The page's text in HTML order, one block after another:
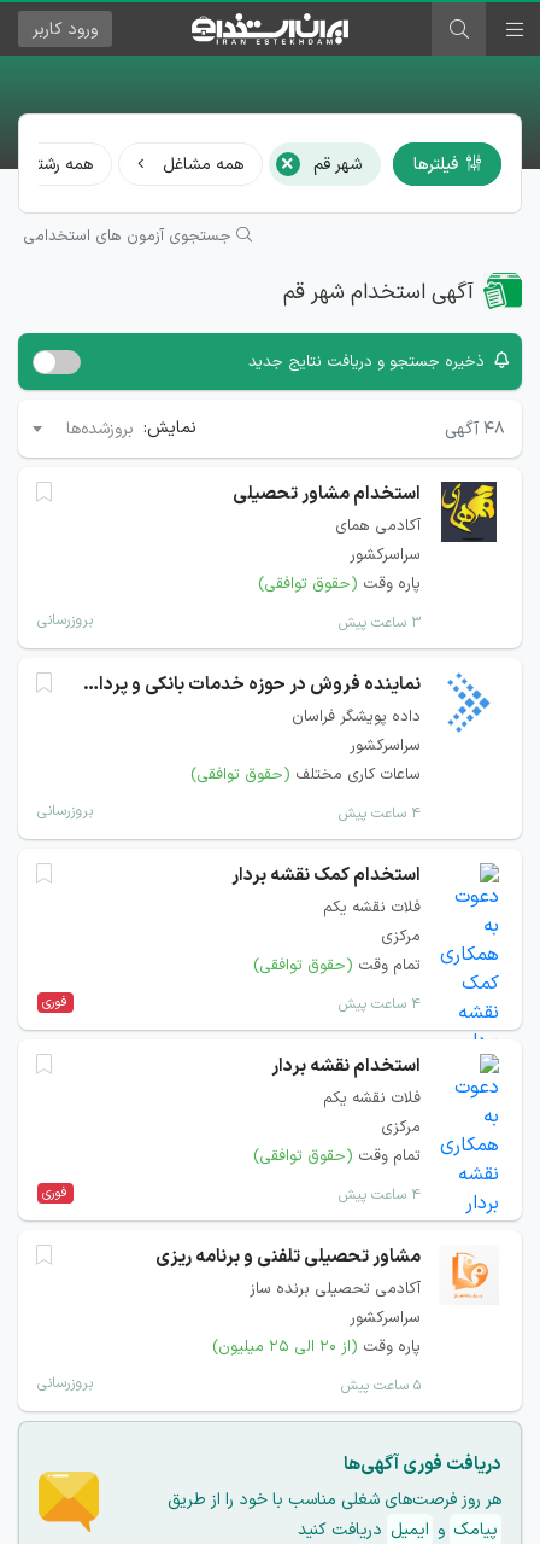
ورود کاربر
فیلترها شهر قم × همه مشاغل همه رشته‌ها
جستجوی آزمون های استخدامی
آگهی استخدام شهر قم
ذخیره جستجو و دریافت نتایج جدید
۴۸ آگهی نمایش: بروزشده‌ها
استخدام مشاور تحصیلی
آکادمی همای
سراسرکشور
پاره وقت (حقوق توافقی)
۳ ساعت پیش بروزرسانی
نماینده فروش در حوزه خدمات بانکی و پرداخت
داده پویشگر فراسان
سراسرکشور
ساعات کاری مختلف (حقوق توافقی)
۴ ساعت پیش بروزرسانی
استخدام کمک نقشه بردار
فلات نقشه یکم
مرکزی
تمام وقت (حقوق توافقی)
۴ ساعت پیش فوری
استخدام نقشه بردار
فلات نقشه یکم
مرکزی
تمام وقت (حقوق توافقی)
۴ ساعت پیش فوری
مشاور تحصیلی تلفنی و برنامه ریزی
آکادمی تحصیلی برنده ساز
سراسرکشور
پاره وقت (از ۲۰ الی ۲۵ میلیون)
۵ ساعت پیش بروزرسانی
دریافت فوری آگهی‌ها
هر روز فرصت‌های شغلی مناسب با خود را از طریق
پیامک و ایمیل دریافت کنید